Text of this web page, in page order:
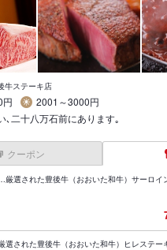
牛ステーキ店
円
2001～3000円
､二十八万石前にあります｡
クーポン
選された豊後牛（おおいた和牛）サーロイ
された豊後牛（おおいた和牛）ヒレステー